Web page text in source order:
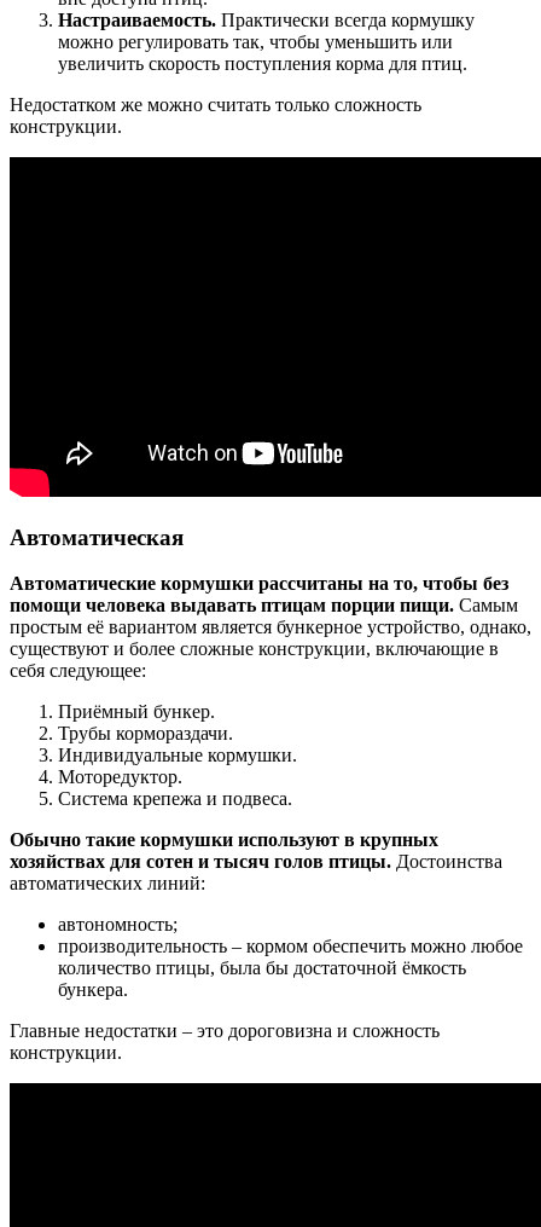
Настраиваемость. Практически всегда кормушку
можно регулировать так, чтобы уменьшить или
увеличить скорость поступления корма для птиц.
Недостатком же можно считать только сложность
конструкции.
Автоматическая
Автоматические кормушки рассчитаны на то, чтобы без
помощи человека выдавать птицам порции пищи. Самым
простым её вариантом является бункерное устройство, однако,
существуют и более сложные конструкции, включающие в
себя следующее:
Приёмный бункер.
Трубы кормораздачи.
Индивидуальные кормушки.
Моторедуктор.
Система крепежа и подвеса.
Обычно такие кормушки используют в крупных
хозяйствах для сотен и тысяч голов птицы. Достоинства
автоматических линий:
автономность;
производительность – кормом обеспечить можно любое
количество птицы, была бы достаточной ёмкость
бункера.
Главные недостатки – это дороговизна и сложность
конструкции.